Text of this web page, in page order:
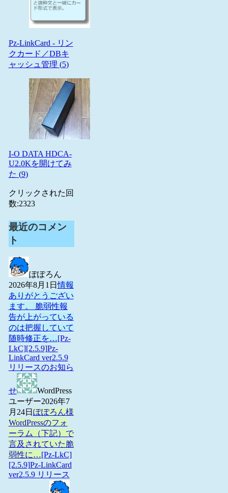
Pz-LinkCard - リン
クカード／DBキ
ャッシュ管理 (5)
I-O DATA HDCA-
U2.0Kを開けてみ
た (9)
クリックされた回
数:2323
最近のコメン
ト
ぽぽろん
2026年8月1日情報
ありがとうござい
ます。 脆弱性報
告が上がっている
のは把握していて
随時修正を…[Pz-
LkC][2.5.9]Pz-
LinkCard ver2.5.9
リリースのお知ら
せ
WordPress
ユーザー2026年7
月24日 ぽぽろん様
WordPressのフォ
ーラム（下記）で
言及されていた脆
弱性に…[Pz-LkC]
[2.5.9]Pz-LinkCard
ver2.5.9 リリース